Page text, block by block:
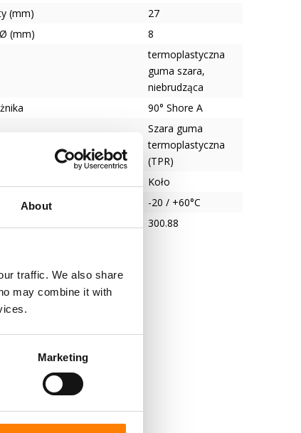
About
traffic. We also share
may combine it with
Marketing
(mm)
27
(mm)
8
termoplastyczna
guma szara,
niebrudząca
90° Shore A
Szara guma
termoplastyczna
(TPR)
Koło
-20 / +60°C
300.88